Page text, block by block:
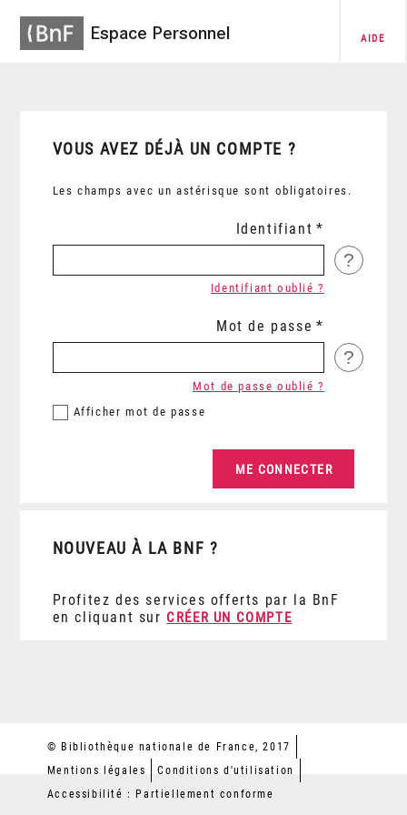
Espace Personnel AIDE
VOUS AVEZ DÉJÀ UN COMPTE ?
Les champs avec un astérisque sont obligatoires.
Identifiant
?
Identifiant oublié ?
Mot de passe
?
Afficher mot de passe
Mot de passe oublié ?
NOUVEAU À LA BNF ?
Profitez des services offerts par la BnF
en cliquant sur CRÉER UN COMPTE
© Bibliothèque nationale de France, 2017
Mentions légales
Conditions d'utilisation
Accessibilité : Partiellement conforme